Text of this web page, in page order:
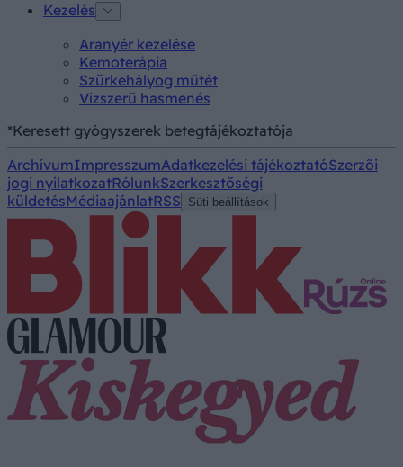
Kezelés
Aranyér kezelése
Kemoterápia
Szürkehályog műtét
Vízszerű hasmenés
*Keresett gyógyszerek betegtájékoztatója
ArchívumImpresszumAdatkezelési tájékoztatóSzerzői
jogi nyilatkozatRólunkSzerkesztőségi
küldetésMédiaajánlatRSS Süti beállítások